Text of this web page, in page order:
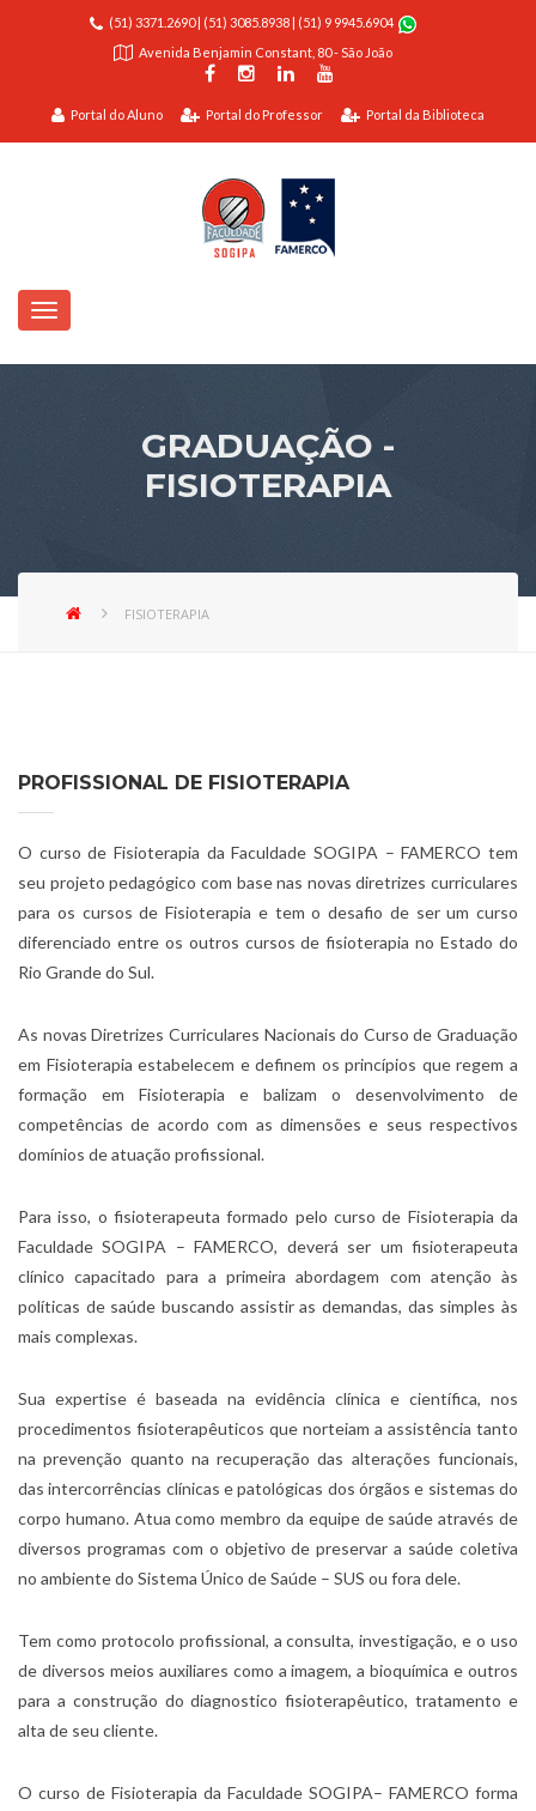
(51) 3371.2690| (51) 3085.8938|
(51) 9 9945.6904
Avenida Benjamin Constant, 80 - São João
Portal do Aluno Portal do Professor Portal da Biblioteca
GRADUAÇÃO -
FISIOTERAPIA
FISIOTERAPIA
PROFISSIONAL DE FISIOTERAPIA
O curso de Fisioterapia da Faculdade SOGIPA – FAMERCO tem
seu projeto pedagógico com base nas novas diretrizes curriculares
para os cursos de Fisioterapia e tem o desafio de ser um curso
diferenciado entre os outros cursos de fisioterapia no Estado do
Rio Grande do Sul.
As novas Diretrizes Curriculares Nacionais do Curso de Graduação
em Fisioterapia estabelecem e definem os princípios que regem a
formação em Fisioterapia e balizam o desenvolvimento de
competências de acordo com as dimensões e seus respectivos
domínios de atuação profissional.
Para isso, o fisioterapeuta formado pelo curso de Fisioterapia da
Faculdade SOGIPA – FAMERCO, deverá ser um fisioterapeuta
clínico capacitado para a primeira abordagem com atenção às
políticas de saúde buscando assistir as demandas, das simples às
mais complexas.
Sua expertise é baseada na evidência clínica e científica, nos
procedimentos fisioterapêuticos que norteiam a assistência tanto
na prevenção quanto na recuperação das alterações funcionais,
das intercorrências clínicas e patológicas dos órgãos e sistemas do
corpo humano. Atua como membro da equipe de saúde através de
diversos programas com o objetivo de preservar a saúde coletiva
no ambiente do Sistema Único de Saúde – SUS ou fora dele.
Tem como protocolo profissional, a consulta, investigação, e o uso
de diversos meios auxiliares como a imagem, a bioquímica e outros
para a construção do diagnostico fisioterapêutico, tratamento e
alta de seu cliente.
O curso de Fisioterapia da Faculdade SOGIPA– FAMERCO forma